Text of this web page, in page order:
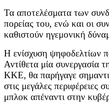
Τα αποτελέσματα των
πορείας του, ενώ και οι
καθιστούν ηγεμονική
Η ενίσχυση ψηφοδελτίων
Αντίθετα μία συνεργασία
ΚΚΕ, θα παρήγαγε
στις μεγάλες περιφέρειες
μπλοκ απέναντι στην